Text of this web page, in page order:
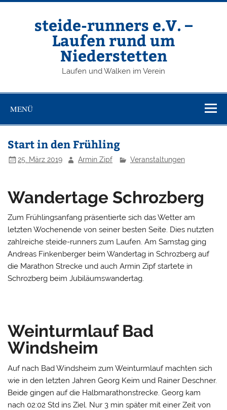
Zum
steide-runners e.V. –
Laufen rund um
Niederstetten
Laufen und Walken im Verein
MENÜ
Start in den Frühling
25. März 2019 Armin Zipf Veranstaltungen
Wandertage Schrozberg
Zum Frühlingsanfang präsentierte sich das Wetter am
letzten Wochenende von seiner besten Seite. Dies nutzten
zahlreiche steide-runners zum Laufen. Am Samstag ging
Andreas Finkenberger beim Wandertag in Schrozberg auf
die Marathon Strecke und auch Armin Zipf startete in
Schrozberg beim Jubiläumswandertag.
Weinturmlauf Bad
Windsheim
Auf nach Bad Windsheim zum Weinturmlauf machten sich
wie in den letzten Jahren Georg Keim und Rainer Deschner.
Beide gingen auf die Halbmarathonstrecke. Georg kam
nach 02:02 Std ins Ziel. Nur 3 min später mit einer Zeit von